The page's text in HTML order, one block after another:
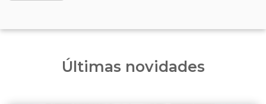
Últimas novidades